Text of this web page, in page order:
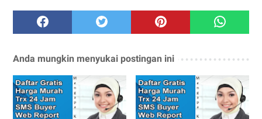
Anda mungkin menyukai postingan ini